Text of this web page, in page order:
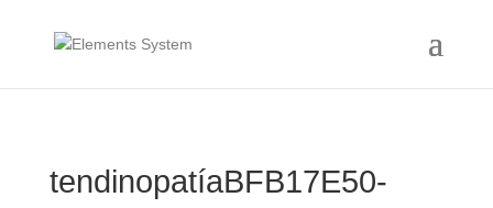
tendinopatíaBFB17E50-